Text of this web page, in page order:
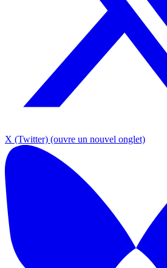
X (Twitter) (ouvre un nouvel onglet)